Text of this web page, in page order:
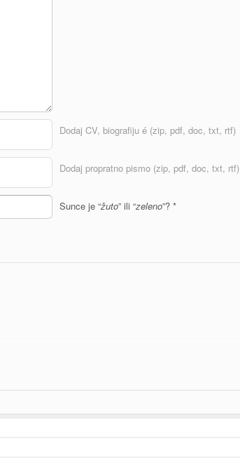
Dodaj CV, biografiju é (zip, pdf, doc, txt, rtf)
Dodaj propratno pismo (zip, pdf, doc, txt, rtf)
Sunce je “žuto” ili “zeleno”?*